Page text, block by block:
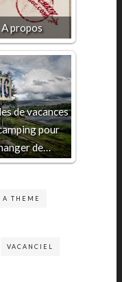
A propos
de vacances
pour
de…
A THEME
VACANCIEL